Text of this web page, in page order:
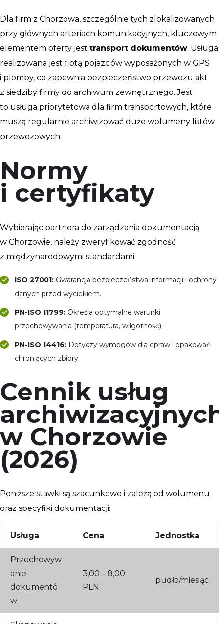
Dla firm z Chorzowa, szczególnie tych zlokalizowanych
przy głównych arteriach komunikacyjnych, kluczowym
elementem oferty jest transport dokumentów. Usługa
realizowana jest flotą pojazdów wyposażonych w GPS
i plomby, co zapewnia bezpieczeństwo przewozu akt
z siedziby firmy do archiwum zewnętrznego. Jest
to usługa priorytetowa dla firm transportowych, które
muszą regularnie archiwizować duże wolumeny listów
przewozowych.
Normy
i certyfikaty
Wybierając partnera do zarządzania dokumentacją
w Chorzowie, należy zweryfikować zgodność
z międzynarodowymi standardami:
ISO 27001: Gwarancja bezpieczeństwa informacji i ochrony
danych przed wyciekiem.
PN-ISO 11799: Określa optymalne warunki
przechowywania (temperatura, wilgotność).
PN-ISO 14416: Dotyczy wymogów dla opraw i opakowań
chroniących zbiory.
Cennik usług
w Chorzowie
(2026)
Poniższe stawki są szacunkowe i zależą od wolumenu
oraz specyfiki dokumentacji:
Usługa Cena Jednostka
Przechowyw
anie
dokumentó
w
3,00 – 8,00
PLN
pudło/miesiąc